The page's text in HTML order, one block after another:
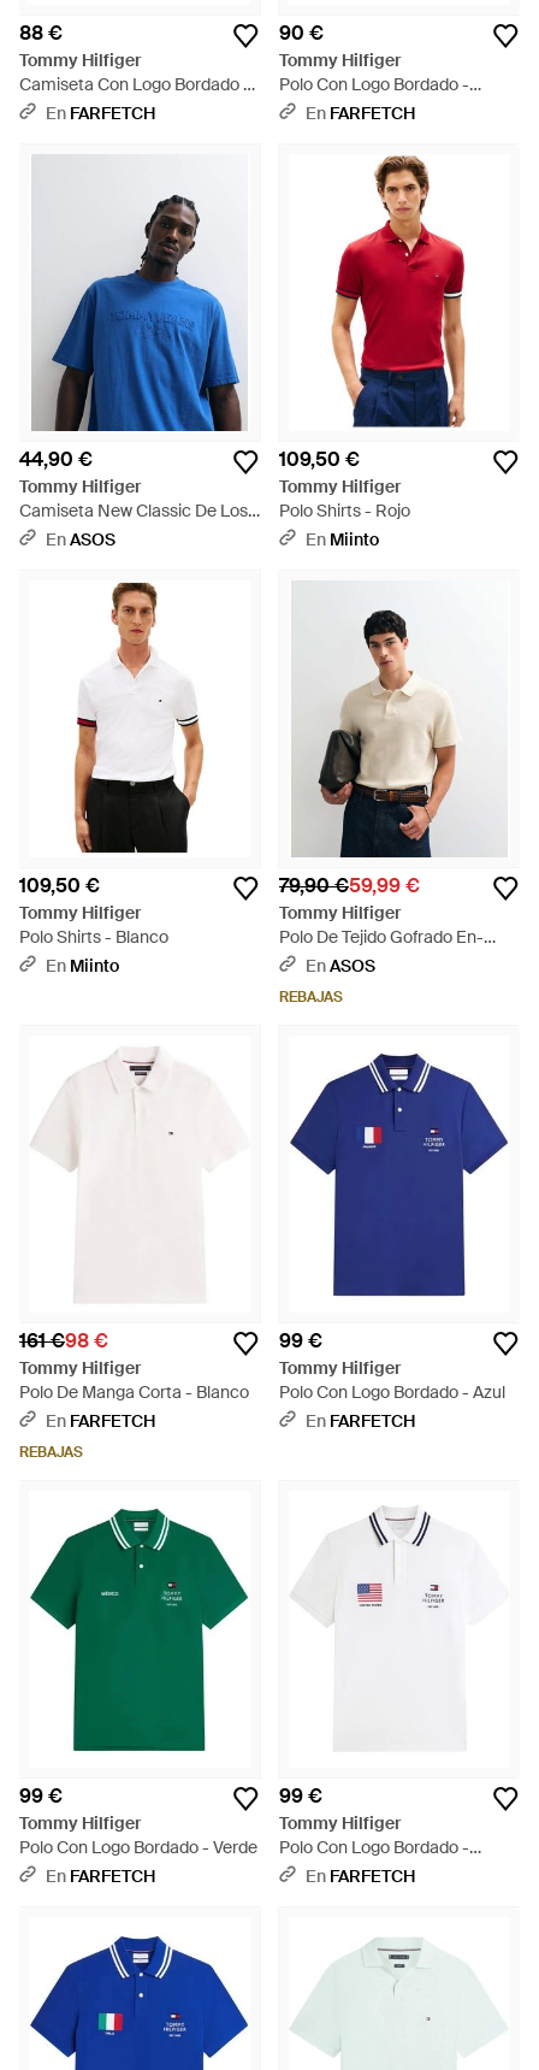
88 €
Tommy Hilfiger
Camiseta Con Logo Bordado -
RosaEn FARFETCH
90 €
Tommy Hilfiger
Polo Con Logo Bordado -
Blanco
En FARFETCH
44,90 €
Tommy Hilfiger
Camiseta New Classic De Los
90 En Azul - Azul
EnASOS
109,50 €
Tommy Hilfiger
Polo Shirts - Rojo
En Miinto
109,50 €
Tommy Hilfiger
Polo Shirts - Blanco
En Miinto
79,90 €59,99 €
Tommy Hilfiger
Polo De Tejido Gofrado En-
Neutro - Blanco
EnASOS
REBAJAS
161 €98 €
Tommy Hilfiger
Polo De Manga Corta - Blanco
En FARFETCH
REBAJAS
99 €
Tommy Hilfiger
Polo Con Logo Bordado - Azul
En FARFETCH
99 €
Tommy Hilfiger
Polo Con Logo Bordado - Verde
En FARFETCH
99 €
Tommy Hilfiger
Polo Con Logo Bordado -
Blanco
En FARFETCH